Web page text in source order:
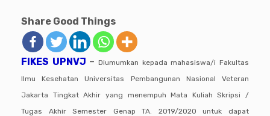
Share Good Things
FIKES UPNVJ – Diumumkan kepada mahasiswa/i Fakultas
Ilmu Kesehatan Universitas Pembangunan Nasional Veteran
Jakarta Tingkat Akhir yang menempuh Mata Kuliah Skripsi /
Tugas Akhir Semester Genap TA. 2019/2020 untuk dapat